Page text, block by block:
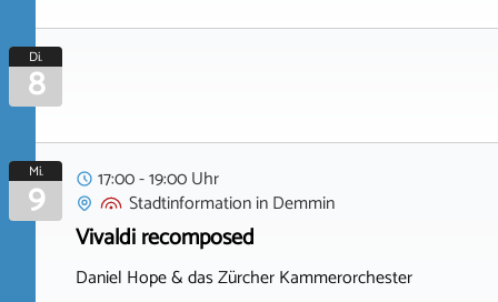
Di.
8
Mi.
9
17:00 - 19:00 Uhr
StadtinformationinDemmin
Vivaldi recomposed
Daniel Hope & das Zürcher Kammerorchester